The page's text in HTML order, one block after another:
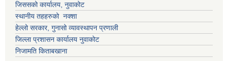
जिससको कार्यालय, नुवाकोट
स्थानीय तहहरुको नक्शा
हेल्लो सरकार, गुनासो व्यावस्थापन प्रणाली
जिल्ला प्रशासन कार्यालय नुवाकोट
निजामति किताबखाना